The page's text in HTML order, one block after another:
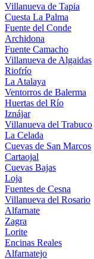
Villanueva de Tapia
Cuesta La Palma
Fuente del Conde
Archidona
Fuente Camacho
Villanueva de Algaidas
Riofrío
La Atalaya
Ventorros de Balerma
Huertas del Río
Iznájar
Villanueva del Trabuco
La Celada
Cuevas de San Marcos
Cartaojal
Cuevas Bajas
Loja
Fuentes de Cesna
Villanueva del Rosario
Alfarnate
Zagra
Lorite
Encinas Reales
Alfarnatejo